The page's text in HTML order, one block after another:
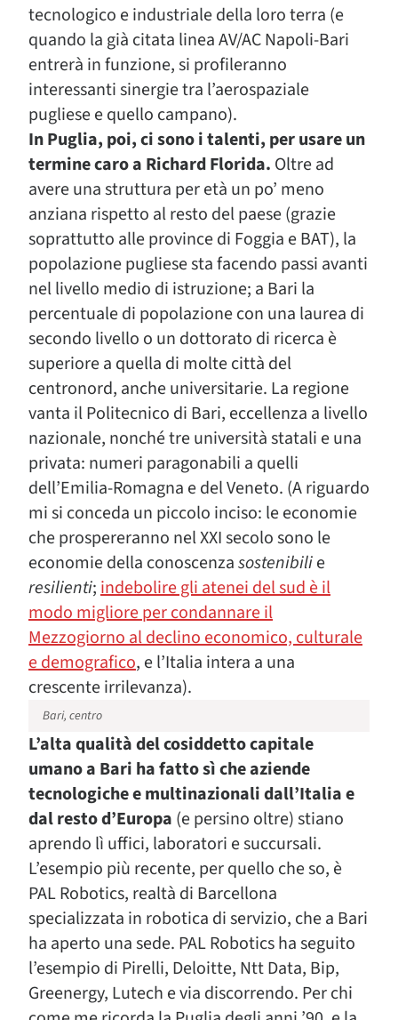
tecnologico e industriale della loro terra (e
quando la già citata linea AV/AC Napoli-Bari
entrerà in funzione, si profileranno
interessanti sinergie tra l’aerospaziale
pugliese e quello campano).
In Puglia, poi, ci sono i talenti, per usare un
termine caro a Richard Florida. Oltre ad
avere una struttura per età un po’ meno
anziana rispetto al resto del paese (grazie
soprattutto alle province di Foggia e BAT), la
popolazione pugliese sta facendo passi avanti
nel livello medio di istruzione; a Bari la
percentuale di popolazione con una laurea di
secondo livello o un dottorato di ricerca è
superiore a quella di molte città del
centronord, anche universitarie. La regione
vanta il Politecnico di Bari, eccellenza a livello
nazionale, nonché tre università statali e una
privata: numeri paragonabili a quelli
dell’Emilia-Romagna e del Veneto. (A riguardo
mi si conceda un piccolo inciso: le economie
che prospereranno nel XXI secolo sono le
economie della conoscenzasostenibilie
resilienti;indebolire gli atenei del sud è il
modo migliore per condannare il
Mezzogiorno al declino economico, culturale
e demografico, e l’Italia intera a una
crescente irrilevanza).
Bari, centro
L’alta qualità del cosiddetto capitale
umano a Bari ha fatto sì che aziende
tecnologiche e multinazionali dall’Italia e
dal resto d’Europa (e persino oltre) stiano
aprendo lì uffici, laboratori e succursali.
L’esempio più recente, per quello che so, è
PAL Robotics, realtà di Barcellona
specializzata in robotica di servizio, che a Bari
ha aperto una sede. PAL Robotics ha seguito
l’esempio di Pirelli, Deloitte, Ntt Data, Bip,
Greenergy, Lutech e via discorrendo. Per chi